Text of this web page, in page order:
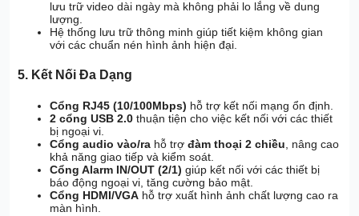
lưu trữ video dài ngày mà không phải lo lắng về dung
lượng.
Hệ thống lưu trữ thông minh giúp tiết kiệm không gian
với các chuẩn nén hình ảnh hiện đại.
5. Kết Nối Đa Dạng
Cổng RJ45 (10/100Mbps) hỗ trợ kết nối mạng ổn định.
2 cổng USB 2.0 thuận tiện cho việc kết nối với các thiết
bị ngoại vi.
Cổng audio vào/ra hỗ trợđàm thoại 2 chiều, nâng cao
khả năng giao tiếp và kiểm soát.
Cổng Alarm IN/OUT (2/1) giúp kết nối với các thiết bị
báo động ngoại vi, tăng cường bảo mật.
Cổng HDMI/VGA hỗ trợ xuất hình ảnh chất lượng cao ra
màn hình.